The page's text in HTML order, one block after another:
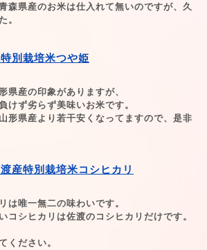
森県産のお米は仕入れて無いのですが、久
。
別栽培米つや姫
県産の印象がありますが、
けず劣らず美味いお米です。
形県産より若干安くなってますので、是非
産特別栽培米コシヒカリ
は唯一無二の味わいです。
コシヒカリは佐渡のコシヒカリだけです。
ください。